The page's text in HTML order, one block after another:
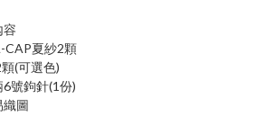
容
CAP夏紗2顆
(可選色)
號鉤針(1份)
織圖